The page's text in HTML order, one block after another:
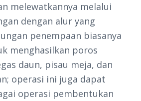
melewatkannya melalui
dengan alur yang
penempaan biasanya
menghasilkan poros
daun, pisau meja, dan
operasi ini juga dapat
operasi pembentukan